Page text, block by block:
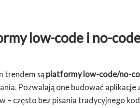
low-code i no-
trendem są platformy low-code/no-
Pozwalają one budować
– często bez pisania tradycyjnego